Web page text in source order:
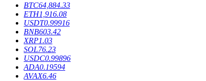
BTC64,884.33
ETH1,916.08
USDT0.99916
BNB603.42
XRP1.03
SOL76.23
USDC0.99896
ADA0.19594
AVAX6.46